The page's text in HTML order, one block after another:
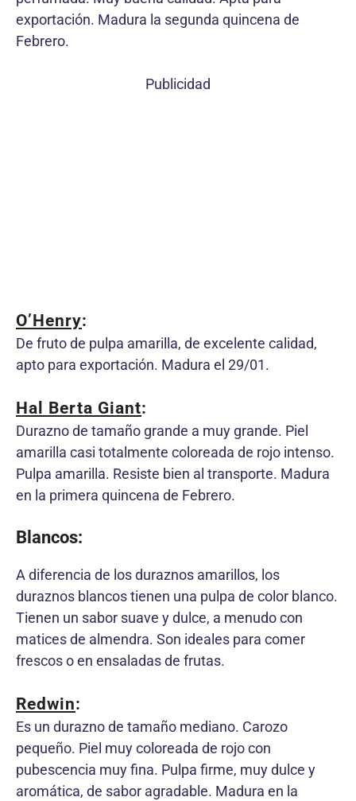
exportación. Madura la segunda quincena de
Febrero.
Publicidad
O’Henry:
De fruto de pulpa amarilla, de excelente calidad,
apto para exportación. Madura el 29/01.
Hal Berta Giant:
Durazno de tamaño grande a muy grande. Piel
amarilla casi totalmente coloreada de rojo intenso.
Pulpa amarilla. Resiste bien al transporte. Madura
en la primera quincena de Febrero.
Blancos:
A diferencia de los duraznos amarillos, los
duraznos blancos tienen una pulpa de color blanco.
Tienen un sabor suave y dulce, a menudo con
matices de almendra. Son ideales para comer
frescos o en ensaladas de frutas.
Redwin:
Es un durazno de tamaño mediano. Carozo
pequeño. Piel muy coloreada de rojo con
pubescencia muy fina. Pulpa firme, muy dulce y
aromática, de sabor agradable. Madura en la